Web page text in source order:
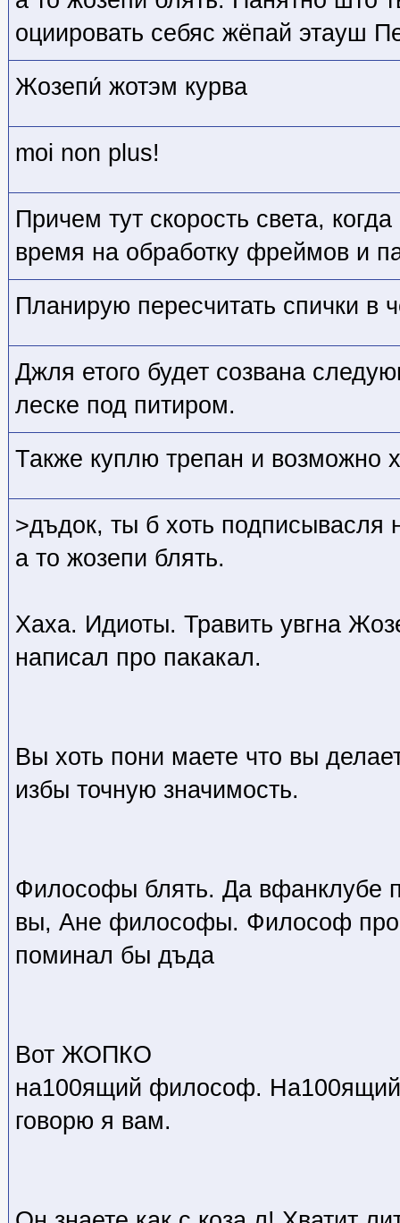
оциировать себяс жёпай этауш
Жозепи́ жотэм курва
moi non plus!
Причем тут скорость света,
время на обработку фреймов и
Планирую пересчитать спички в
Джля етого будет созвана
леске под питиром.
Также куплю трепан и возможно
>дъдок, ты б хоть подписывасля
а то жозепи блять.
Хаха. Идиоты. Травить увгна
написал про пакакал.
Вы хоть пони маете что вы
избы точную значимость.
Философы блять. Да вфанклубе
вы, Ане философы. Философ
поминал бы дъда
Вот ЖОПКО
на100ящий философ.
говорю я вам.